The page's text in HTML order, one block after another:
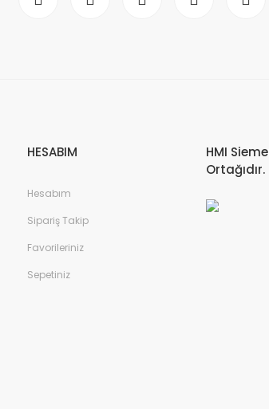
HESABIM
Hesabım
Sipariş Takip
Favorileriniz
Sepetiniz
HMI
Ortağıdır.